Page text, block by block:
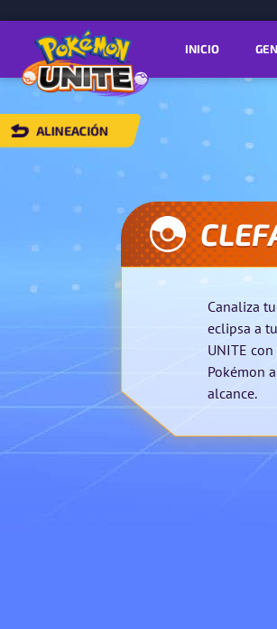
INICIO
VOLVER
ALINEACIÓN
Canaliza
eclipsa a
UNITE
Pokémon
alcance.